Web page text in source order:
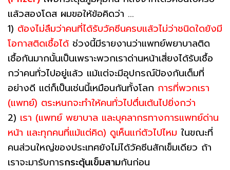
แล้วสองโดส ผมขอให้ข้อคิดว่า ...
1) ต้องไม่ลืมว่าคนที่ได้รับวัคซีนครบแล้วไม่ว่าชนิดใดยังมี
โอกาสติดเชื้อได้ ช่วงนี้มีรายงานว่าแพทย์พยาบาลติด
เชื้อกันมากนั้นเป็นเพราะพวกเราด่านหน้าเสี่ยงได้รับเชื้อ
กว่าคนทั่วไปอยู่แล้ว แม้แต่จะมีอุปกรณ์ป้องกันเต็มที่
อย่างดี แต่ก็เป็นเช่นนี้เหมือนกันทั้งโลก การที่พวกเรา
(แพทย์) ตระหนกจะทำให้คนทั่วไปตื่นเต้นไปยิ่งกว่า
2) เรา (แพทย์ พยาบาล และบุคลากรทางการแพทย์ด่าน
หน้า และทุกคนที่แม้แต่คิด) ดูเห็นแก่ตัวไปไหม ในขณะที่
คนส่วนใหญ่ของประเทศยังไม่ได้วัคซีนสักเข็มเดียว ถ้า
เราจะมารับการกระตุ้นเข็มสามกันก่อน